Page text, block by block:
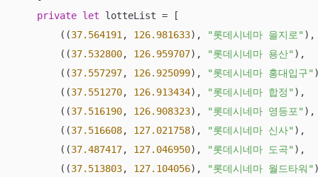
private let lotteList = [
        ((
37.564191 , 126.981633), "롯데시네마 을지로" ),
        ((
37.532800, 126.959707), "롯데시네마 용산" ),
        ((
37.557297, 126.925099), "롯데시네마 홍대입구"
        ((
37.551270, 126.913434), "롯데시네마 합정" ),
        ((
37.516190, 126.908323), "롯데시네마 영등포" ),
        ((
37.516608, 127.021758), "롯데시네마 신사" ),
        ((
37.487417, 127.046950), "롯데시네마 도곡" ),
        ((
37.513803, 127.104056), "롯데시네마 월드타워"